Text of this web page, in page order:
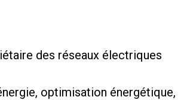
des réseaux électriques
optimisation énergétique,